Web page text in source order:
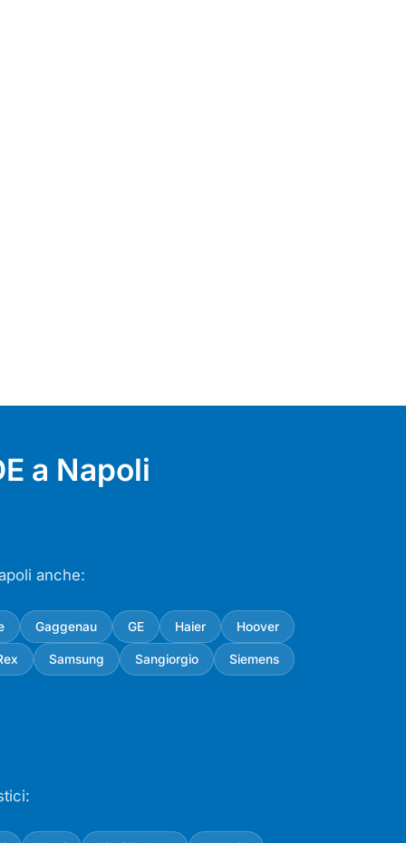
a Napoli
anche:
Gaggenau GE Haier Hoover
Samsung Sangiorgio Siemens